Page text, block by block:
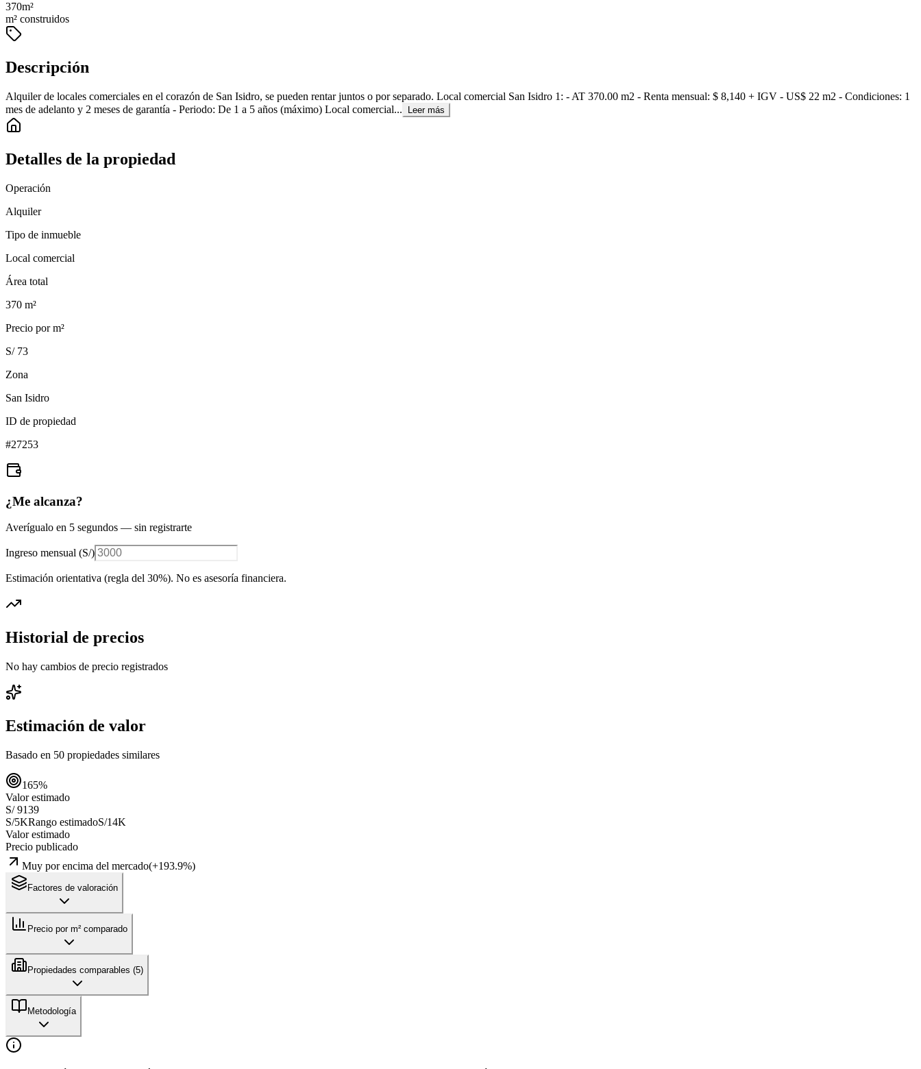
370m²
m² construidos
Descripción
Alquiler de locales comerciales en el corazón de San Isidro, se pueden rentar juntos o por separado. Local comercial San Isidro 1: - AT 370.00 m2 - Renta mensual: $ 8,140 + IGV - US$ 22 m2 - Condiciones: 1
mes de adelanto y 2 meses de garantía - Periodo: De 1 a 5 años (máximo) Local comercial...
Leer más
Detalles de la propiedad
Operación
Alquiler
Tipo de inmueble
Local comercial
Área total
370 m²
Precio por m²
S/ 73
Zona
San Isidro
ID de propiedad
#27253
¿Me alcanza?
Averígualo en 5 segundos — sin registrarte
Ingreso mensual (S/)
Estimación orientativa (regla del 30%). No es asesoría financiera.
Historial de precios
No hay cambios de precio registrados
Estimación de valor
Basado en 50 propiedades similares
165%
Valor estimado
S/ 9139
S/5KRango estimadoS/14K
Valor estimado
Precio publicado
Muy por encima del mercado(+193.9%)
Factores de valoración
Precio por m² comparado
Propiedades comparables (5)
Metodología